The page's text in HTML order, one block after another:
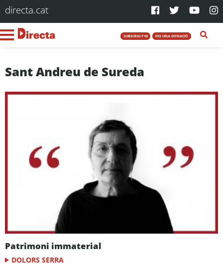
directa.cat
SUBSCRIU-T'HI FES UNA DONACIÓ
Sant Andreu de Sureda
Patrimoni immaterial
DOLORS SERRA